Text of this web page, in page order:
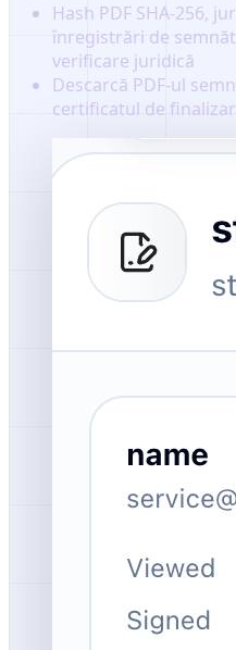
Hash PDF SHA-256,
înregistrări de
verificare juridică
Descarcă PDF-ul
certificatul de